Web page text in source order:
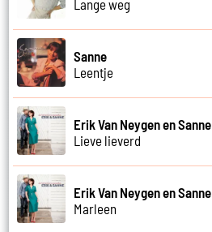
Lange weg
Sanne
Leentje
Erik Van Neygen en Sanne
Lieve lieverd
Erik Van Neygen en Sanne
Marleen